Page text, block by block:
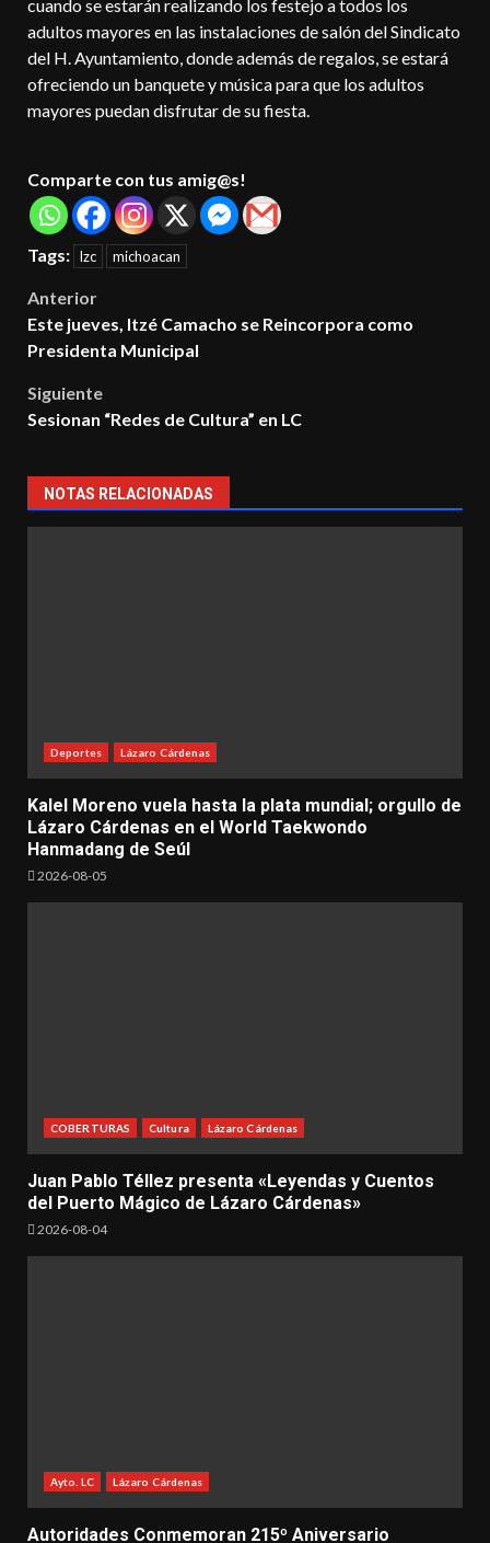
cuando se estarán realizando los festejo a todos los
adultos mayores en las instalaciones de salón del Sindicato
del H. Ayuntamiento, donde además de regalos, se estará
ofreciendo un banquete y música para que los adultos
mayores puedan disfrutar de su fiesta.
Comparte con tus amig@s!
Tags: lzc michoacan
Post
navigation
Anterior
Este jueves, Itzé Camacho se Reincorpora como
Presidenta Municipal
Siguiente
Sesionan “Redes de Cultura” en LC
NOTAS RELACIONADAS
Deportes Lázaro Cárdenas
Kalel Moreno vuela hasta la plata mundial; orgullo de
Lázaro Cárdenas en el World Taekwondo
Hanmadang de Seúl
2026-08-05
COBERTURAS Cultura Lázaro Cárdenas
Juan Pablo Téllez presenta «Leyendas y Cuentos
del Puerto Mágico de Lázaro Cárdenas»
2026-08-04
Ayto. LC Lázaro Cárdenas
Autoridades Conmemoran 215º Aniversario